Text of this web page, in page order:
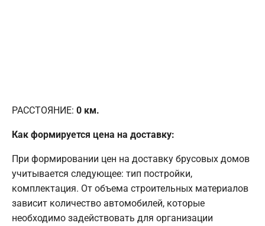
РАССТОЯНИЕ: 0 км.
Как формируется цена на доставку:
При формировании цен на доставку брусовых домов
учитывается следующее: тип постройки,
комплектация. От объема строительных материалов
зависит количество автомобилей, которые
необходимо задействовать для организации